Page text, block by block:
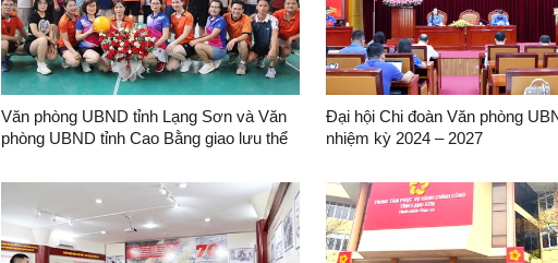
Văn phòng UBND tỉnh Lạng Sơn và Văn
phòng UBND tỉnh Cao Bằng giao lưu thể
truyền thống Văn phòng cơ quan hành
chính Nhà nước Việt Nam (28/8/1945 -
28/8/2024)
Đại hội Chi đoàn Văn phòng
nhiệm kỳ 2024 – 2027